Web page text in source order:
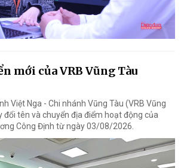
mới của VRB Vũng Tàu
Việt Nga - Chi nhánh Vũng Tàu (VRB Vũng
đổi tên và chuyển địa điểm hoạt động của
Công Định từ ngày 03/08/2026.